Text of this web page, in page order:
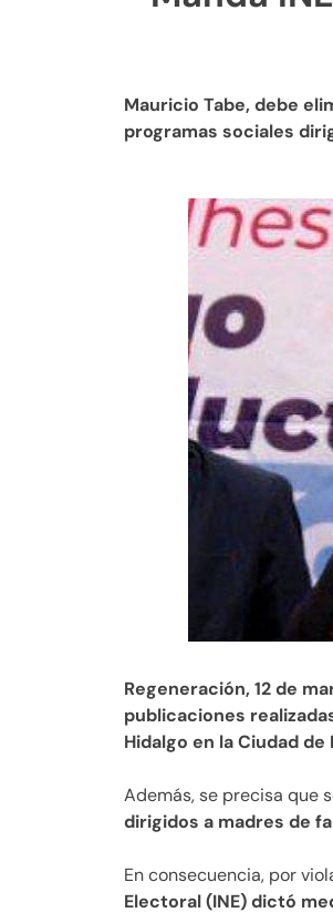
Mauricio Tabe, debe
programas sociales
Regeneración, 12 de
publicaciones
Hidalgo en la Ciudad de
Además, se precisa que
dirigidos a madres de
En consecuencia, por
Electoral (INE) dictó